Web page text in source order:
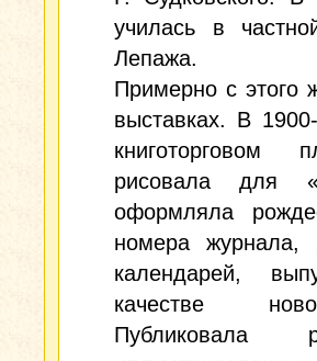
училась в
Лепажа.
Примерно с этого
выставках. В
книготорговом
рисовала для
оформляла
номера журнала,
календарей,
качестве